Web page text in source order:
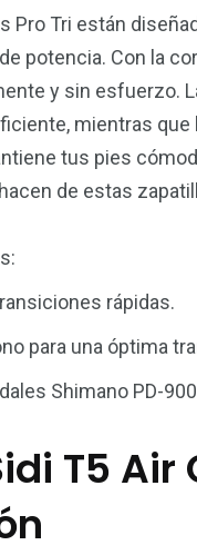
Pro Tri están
potencia. Con la
y sin esfuerzo.
mientras
tus pies
de estas
rápidas.
para una óptima
Shimano PD-
T5 Air